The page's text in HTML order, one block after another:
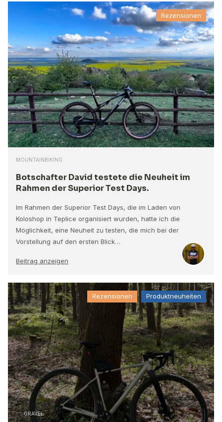
Rezensionen
MOUNTAINBIKING
Botschafter David testete die Neuheit im
Rahmen der Superior Test Days.
Im Rahmen der Superior Test Days, die im Laden von
Koloshop in Teplice organisiert wurden, hatte ich die
Möglichkeit, eine Neuheit zu testen, die mich bei der
Vorstellung auf den ersten Blick…
Beitrag anzeigen
Rezensionen Produktneuheiten
GRAVEL